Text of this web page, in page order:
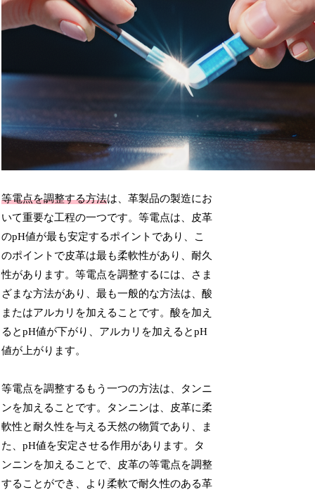
等電点を調整する方法は、革製品の製造にお
いて重要な工程の一つです。等電点は、皮革
のpH値が最も安定するポイントであり、こ
のポイントで皮革は最も柔軟性があり、耐久
性があります。等電点を調整するには、さま
ざまな方法があり、最も一般的な方法は、酸
またはアルカリを加えることです。酸を加え
るとpH値が下がり、アルカリを加えるとpH
値が上がります。
等電点を調整するもう一つの方法は、タンニ
ンを加えることです。タンニンは、皮革に柔
軟性と耐久性を与える天然の物質であり、ま
た、pH値を安定させる作用があります。タ
ンニンを加えることで、皮革の等電点を調整
することができ、より柔軟で耐久性のある革